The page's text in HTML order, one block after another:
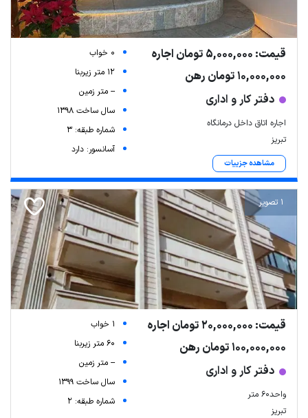
قیمت: 5,000,000 تومان اجاره
10,000,000 تومان رهن
دفتر کار و اداری
اجاره اتاق داخل درمانگاه
تبریز
مشاهده جزییات
0 خواب
12 متر زیربنا
-- متر زمین
سال ساخت 1398
شماره طبقه: 3
آسانسور: دارد
1 تصویر
قیمت: 20,000,000 تومان اجاره
100,000,000 تومان رهن
دفتر کار و اداری
واحد۶۰ متر
تبریز
1 خواب
60 متر زیربنا
-- متر زمین
سال ساخت 1399
شماره طبقه: 2